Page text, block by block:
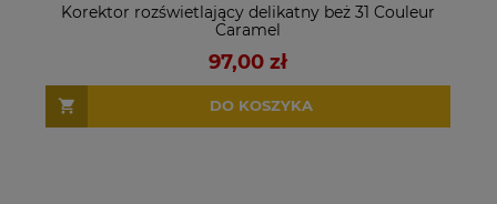
Korektor rozświetlający delikatny beż 31 Couleur
Caramel
97,00 zł
DO KOSZYKA